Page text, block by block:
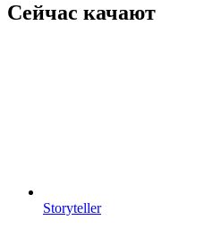
Сейчас качают
Storyteller